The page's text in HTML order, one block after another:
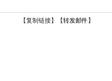
【复制链接】【转发邮件 】